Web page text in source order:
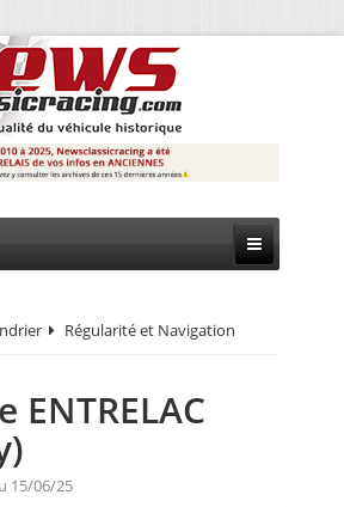
Régularité et Navigation
ENTRELAC
15/06/25